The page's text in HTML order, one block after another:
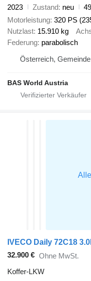
2023
Zustand neu
Motorleistung 320 PS
Nutzlast 15.910 kg
Federung parabolisch
Österreich,
BAS World Austria
32.900 € Ohne MwSt.
Koffer-LKW